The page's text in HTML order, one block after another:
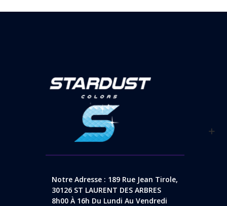
Notre Adresse : 189 Rue Jean Tirole,
30126 ST LAURENT DES ARBRES
8h00 À 16h Du Lundi Au Vendredi